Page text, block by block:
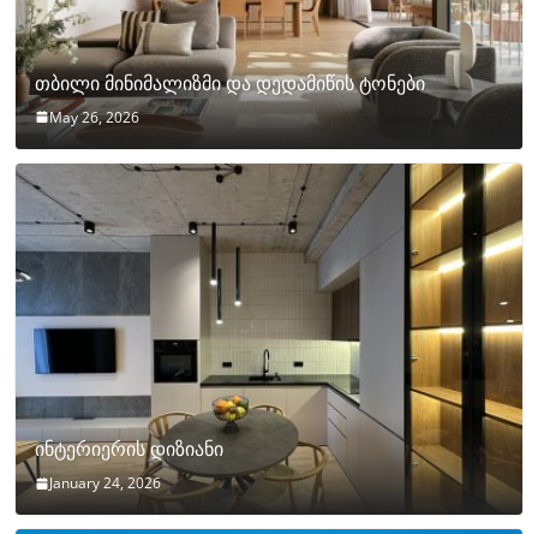
თბილი მინიმალიზმი და დედამიწის ტონები
May 26, 2026
ინტერიერის დიზიანი
January 24, 2026